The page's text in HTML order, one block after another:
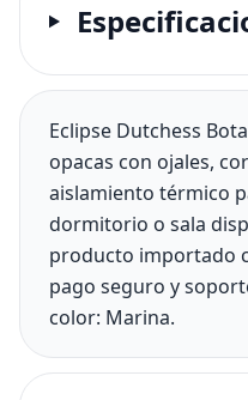
Eclipse Dutchess
opacas con ojales,
aislamiento térmico
dormitorio o sala
producto importado
pago seguro y
color: Marina.